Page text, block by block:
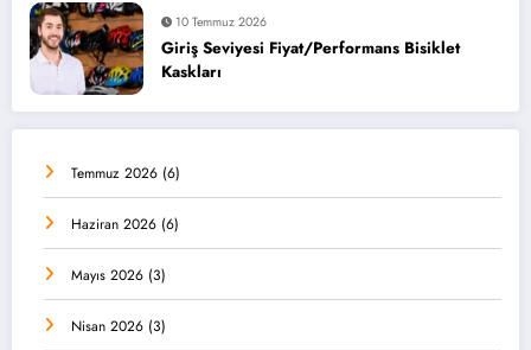
10 Temmuz 2026
Giriş Seviyesi Fiyat/Performans Bisiklet
Kaskları
Temmuz 2026 (6)
Haziran 2026 (6)
Mayıs 2026 (3)
Nisan 2026 (3)